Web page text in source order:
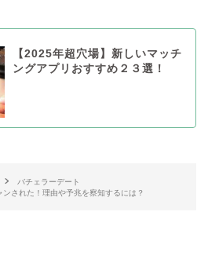
【2025年超穴場】新しいマッチ
ングアプリおすすめ２３選！
バチェラーデート
された！理由や予兆を察知するには？